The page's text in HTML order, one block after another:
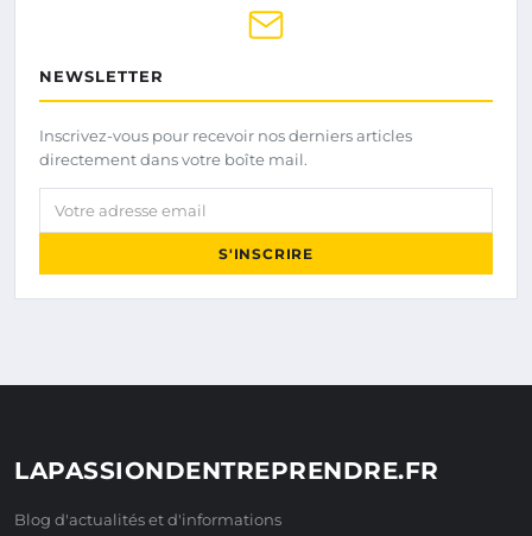
NEWSLETTER
Inscrivez-vous pour recevoir nos derniers articles
directement dans votre boîte mail.
Votre adresse email
S'INSCRIRE
LAPASSIONDENTREPRENDRE.FR
Blog d'actualités et d'informations